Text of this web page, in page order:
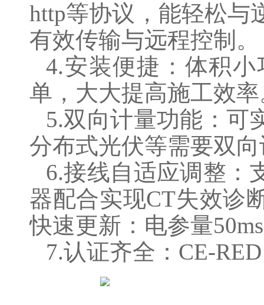
http等协议，能轻松与
有效传输与远程控制。
4.安装便捷：体积
单，大大提高施工效
5.双向计量功能：可
分布式光伏等需要双
6.接线自适应调整：
器配合实现CT失效诊
快速更新：电参量
7.认证齐全：CE-